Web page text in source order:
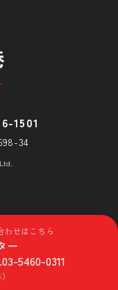
1501
34
せはこちら
ー
03-5460-0311